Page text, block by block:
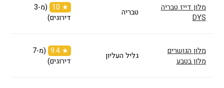
מלון דייז טבריה
DYS
טבריה ★ 10
(מ-3
דירוגים)
מלון הגושרים
מלון בטבע
גליל העליון ★ 9.4
(מ-7
דירוגים)